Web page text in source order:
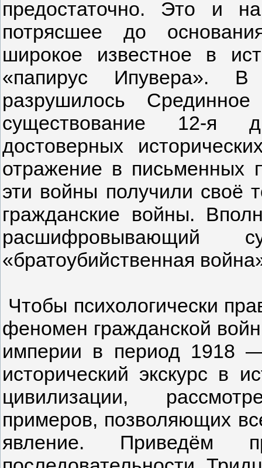
предостаточно. Это и
потрясшее до
широкое известное в
«папирус Ипувера». В
разрушилось
существование 12-я
достоверных
отражение в письменных
эти войны получили своё
гражданские войны.
«братоубийственная
Чтобы психологически
феномен гражданской
империи в период 1918
исторический экскурс в
цивилизации,
примеров, позволяющих
явление. Приведём